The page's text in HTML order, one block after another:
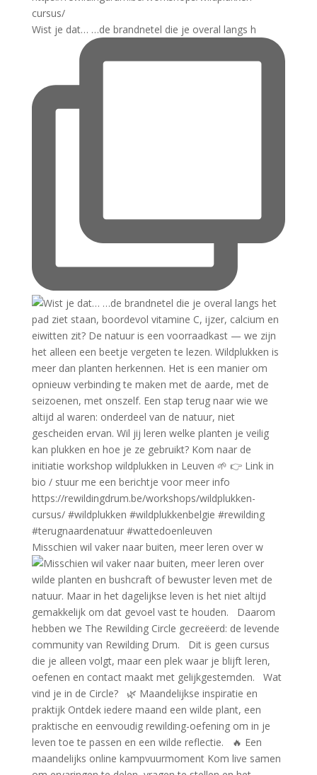
Wist je dat… …de brandnetel die je overal langs h
Misschien wil vaker naar buiten, meer leren over w